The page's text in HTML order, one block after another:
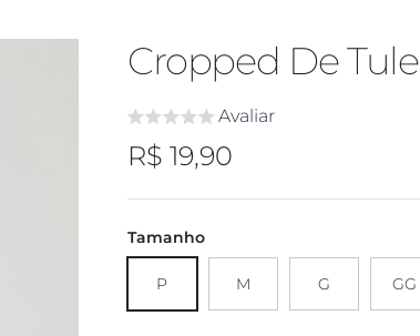
Cropped De Tule
Avaliar
Preço regular
R$ 19,90
Tamanho
P M G GG